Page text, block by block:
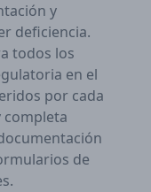
y
deficiencia.
todos los
en el
por cada
de